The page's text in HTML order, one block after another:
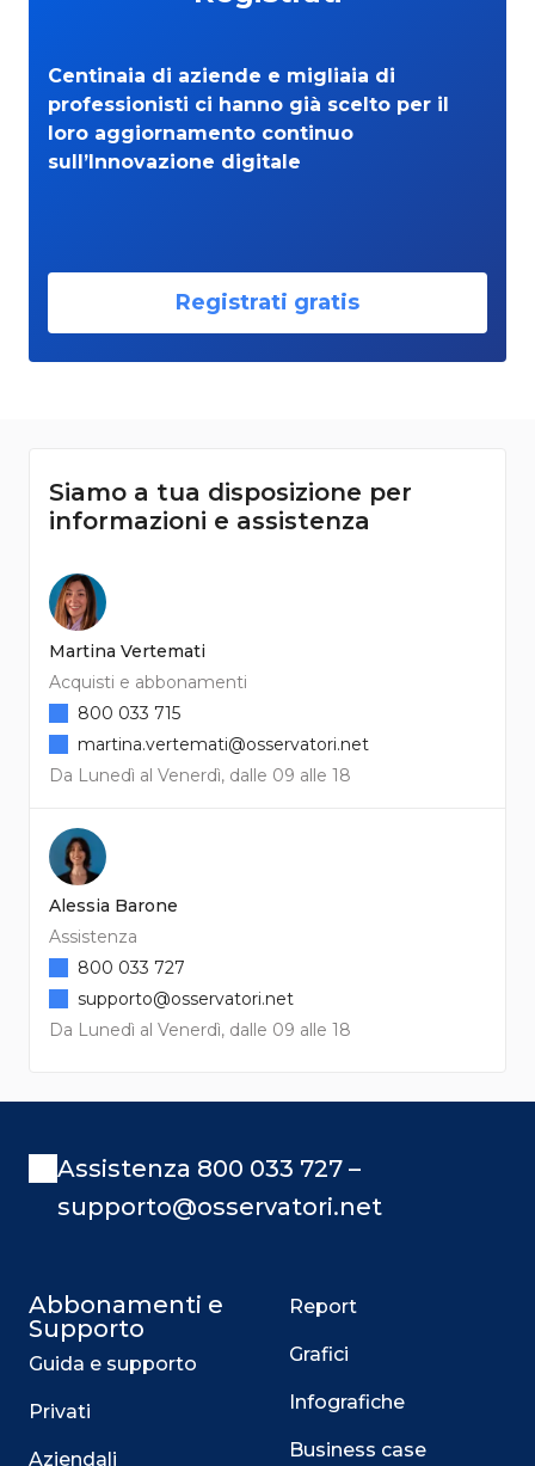
Centinaia di aziende e migliaia di
professionisti ci hanno già scelto per il
loro aggiornamento continuo
sull’Innovazione digitale
Registrati gratis
Siamo a tua disposizione per
informazioni e assistenza
Martina Vertemati
Acquisti e abbonamenti
Da Lunedì al Venerdì, dalle 09 alle 18
800 033 715
martina.vertemati@osservatori.net
Alessia Barone
Assistenza
Da Lunedì al Venerdì, dalle 09 alle 18
800 033 727
supporto@osservatori.net
Assistenza 800 033 727 –
supporto@osservatori.net
Abbonamenti e
Supporto
Guida e supporto
Privati
Aziendali
Report
Grafici
Infografiche
Business case